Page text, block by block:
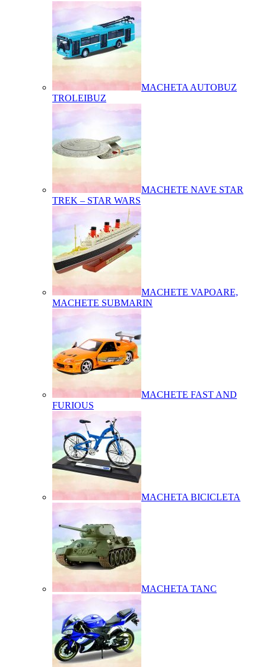
MACHETA AUTOBUZ
TROLEIBUZ
MACHETE NAVE STAR
TREK – STAR WARS
MACHETE VAPOARE,
MACHETE SUBMARIN
MACHETE FAST AND
FURIOUS
MACHETA BICICLETA
MACHETA TANC